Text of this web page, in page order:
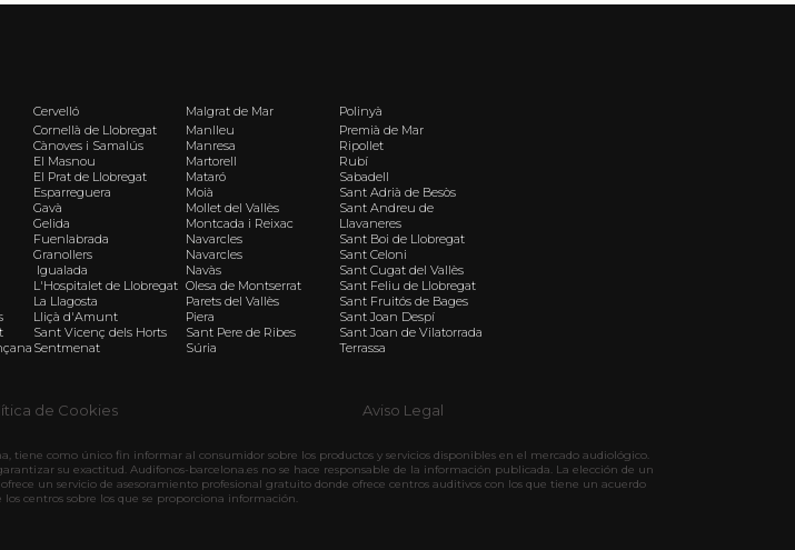
Cervelló
Cornellà de Llobregat
Cànoves i Samalús
El Masnou
El Prat de Llobregat
Esparreguera
Gavà
Gelida
Fuenlabrada
Granollers
Igualada
L'Hospitalet de Llobregat
La Llagosta
Lliçà d'Amunt
Sant Vicenç dels Horts
Sentmenat
Malgrat de Mar
Manlleu
Manresa
Martorell
Mataró
Moià
Mollet del Vallès
Montcada i Reixac
Navarcles
Navarcles
Navàs
Olesa de Montserrat
Parets del Vallès
Piera
Sant Pere de Ribes
Súria
Polinyà
Premià de Mar
Ripollet
Rubí
Sabadell
Sant Adrià de Besòs
Sant Andreu de
Llavaneres
Sant Boi de Llobregat
Sant Celoni
Sant Cugat del Vallès
Sant Feliu de Llobregat
Sant Fruitós de Bages
Sant Joan Despí
Sant Joan de Vilatorrada
Terrassa
de Cookies Aviso Legal
tiene como único fin informar al consumidor sobre los productos y servicios disponibles en el mercado audiológico.
su exactitud. Audifonos-barcelona.es no se hace responsable de la información publicada. La elección de un
un servicio de asesoramiento profesional gratuito donde ofrece centros auditivos con los que tiene un acuerdo
centros sobre los que se proporciona información.